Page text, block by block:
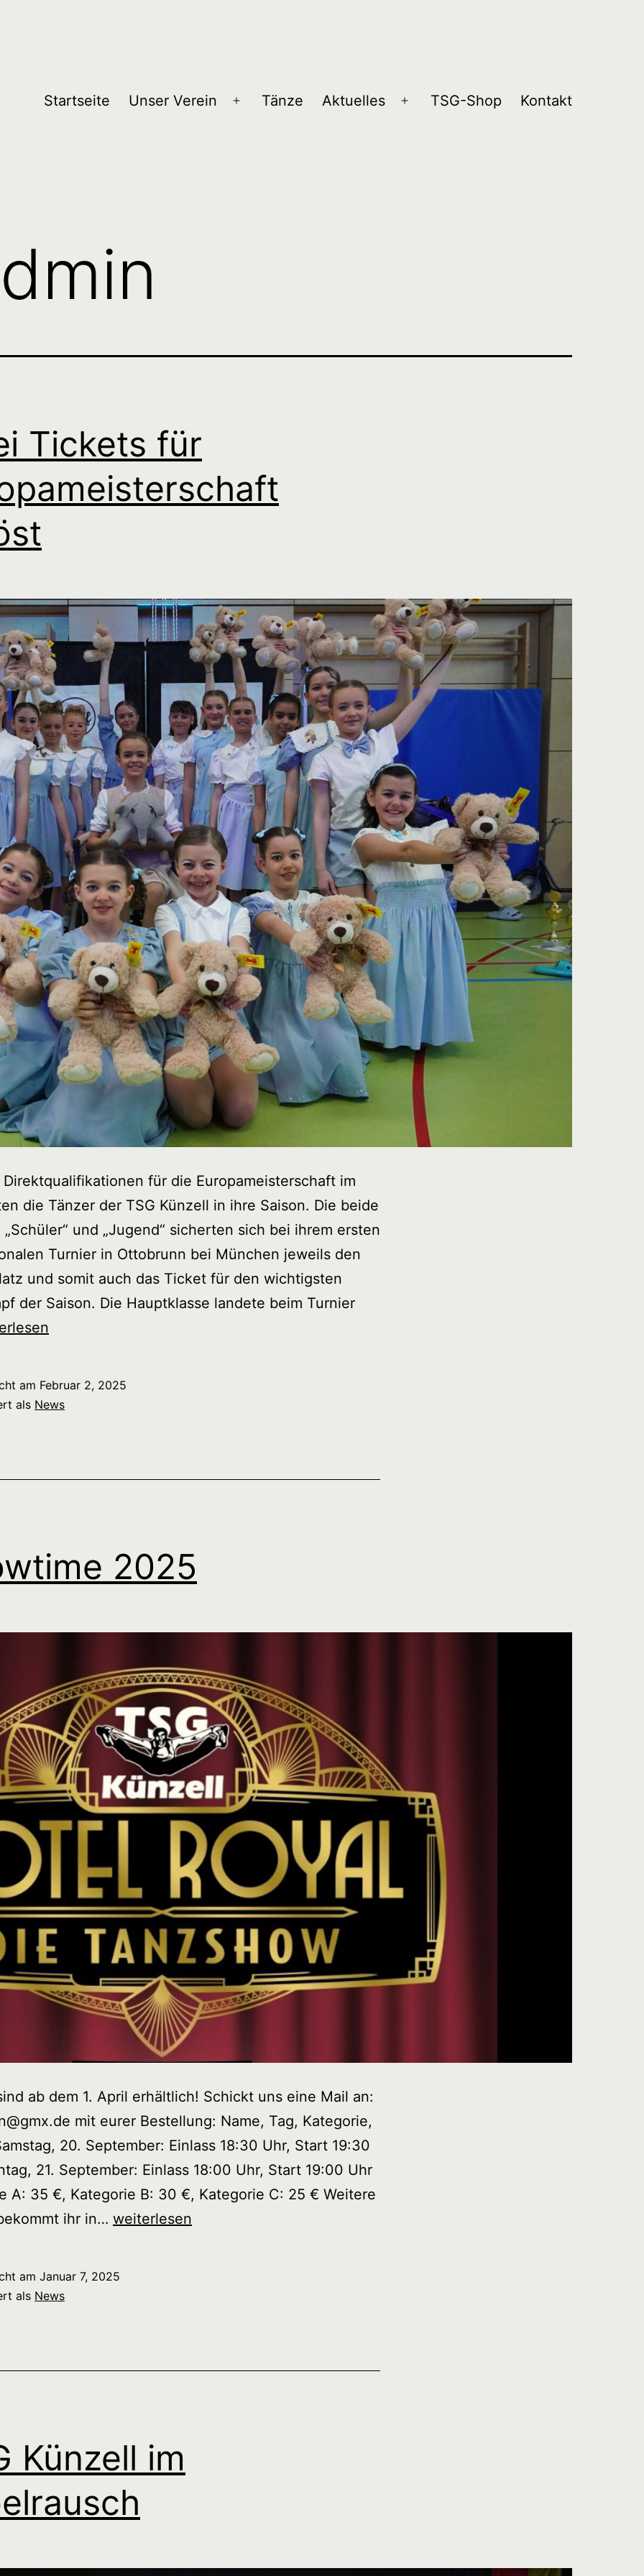
Startseite Unser Verein
Menü
Tänze Aktuelles
Menü
TSG-Shop Kontakt
Tickets für
für die Europameisterschaft im
die Tänzer der TSG Künzell in ihre Saison. Die beide
„Schüler“ und „Jugend“ sicherten sich bei ihrem ersten
Turnier in Ottobrunn bei München jeweils den
und somit auch das Ticket für den wichtigsten
der Saison. Die Hauptklasse landete beim Turnier
am Februar 2, 2025
als News
2025
ab dem 1. April erhältlich! Schickt uns eine Mail an:
mit eurer Bestellung: Name, Tag, Kategorie,
20. September: Einlass 18:30 Uhr, Start 19:30
21. September: Einlass 18:00 Uhr, Start 19:00 Uhr
A: 35 €, Kategorie B: 30 €, Kategorie C: 25 € Weitere
ihr in… Showtime
weiterlesen
am Januar 7, 2025
als News
Künzell im